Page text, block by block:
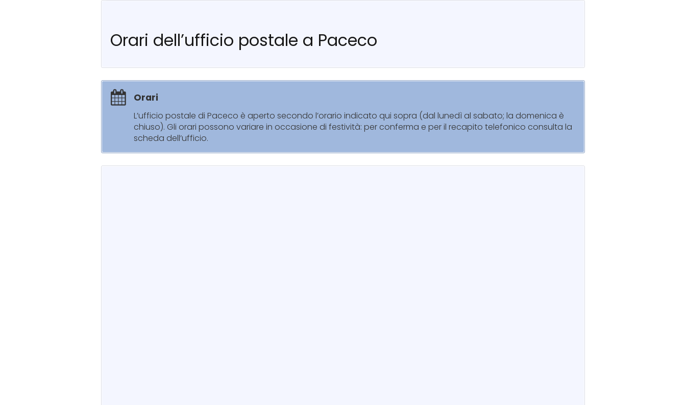
Orari dell’ufficio postale a Paceco
Orari
L’ufficio postale di Paceco è aperto secondo l’orario indicato qui sopra (dal lunedì al sabato; la domenica è
chiuso). Gli orari possono variare in occasione di festività: per conferma e per il recapito telefonico consulta la
scheda dell’ufficio.